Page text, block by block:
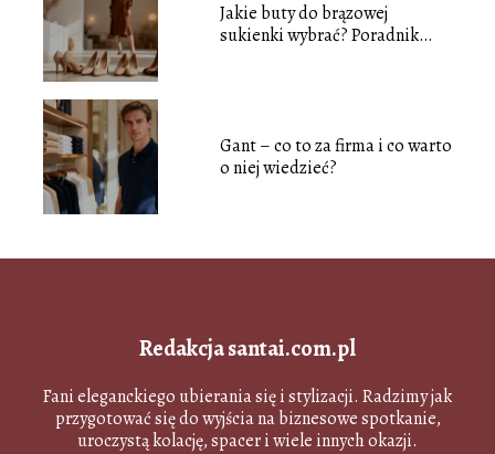
Jakie buty do brązowej
sukienki wybrać? Poradnik
Gant – co to za firma i co warto
o niej wiedzieć?
Redakcja santai.com.pl
Fani eleganckiego ubierania się i stylizacji. Radzimy jak
przygotować się do wyjścia na biznesowe spotkanie,
uroczystą kolację, spacer i wiele innych okazji.